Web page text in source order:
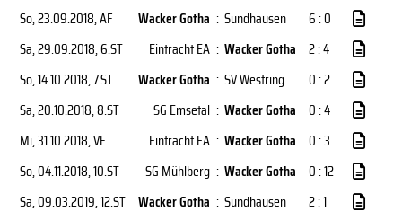
So, 23.09.2018, AF Wacker Gotha : Sundhausen
6 : 0
Sa, 29.09.2018, 6.ST Eintracht EA : Wacker Gotha 2 : 4
So, 14.10.2018, 7.ST Wacker Gotha : SV Westring
0 : 2
Sa, 20.10.2018, 8.ST SG Emsetal : Wacker Gotha 0 : 4
Mi, 31.10.2018, VF Eintracht EA : Wacker Gotha 0 : 3
So, 04.11.2018, 10.ST SG Mühlberg : Wacker Gotha 0 : 12
Sa, 09.03.2019, 12.ST Wacker Gotha : Sundhausen
2 : 1